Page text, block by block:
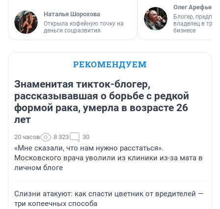
Наталья Шорохова
Открыла кофейную точку на
деньги соцразвития
Олег Арефьев
Блогер,
владелец в
бизнесе
РЕКОМЕНДУЕМ
Знаменитая тикток-блогер,
рассказывавшая о борьбе с редкой
формой рака, умерла в возрасте 26
лет
20 часов 8 323 30
«Мне сказали, что нам нужно расстаться».
Московского врача уволили из клиники из-за мата в
личном блоге
Слизни атакуют: как спасти цветник от вредителей —
три копеечных способа